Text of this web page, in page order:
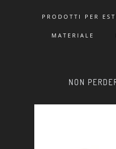
PRODOTTI PER
MATERIALE
NON